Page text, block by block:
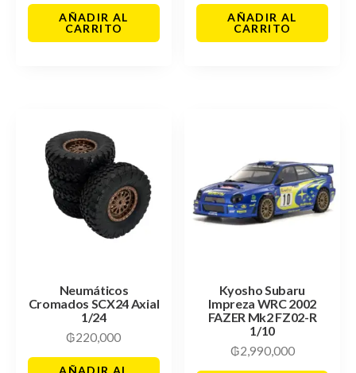
AÑADIR AL
CARRITO
AÑADIR AL
CARRITO
Neumáticos
Cromados SCX24 Axial
1/24
₲220,000
AÑADIR AL
Kyosho Subaru
Impreza WRC 2002
FAZER Mk2 FZ02-R
1/10
₲2,990,000